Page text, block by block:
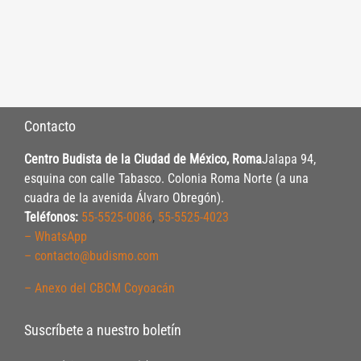
Contacto
Centro Budista de la Ciudad de México, RomaJalapa 94,
esquina con calle Tabasco. Colonia Roma Norte (a una
cuadra de la avenida Álvaro Obregón).
Teléfonos: 55-5525-0086, 55-5525-4023
– WhatsApp
– contacto@budismo.com
– Anexo del CBCM Coyoacán
Suscríbete a nuestro boletín